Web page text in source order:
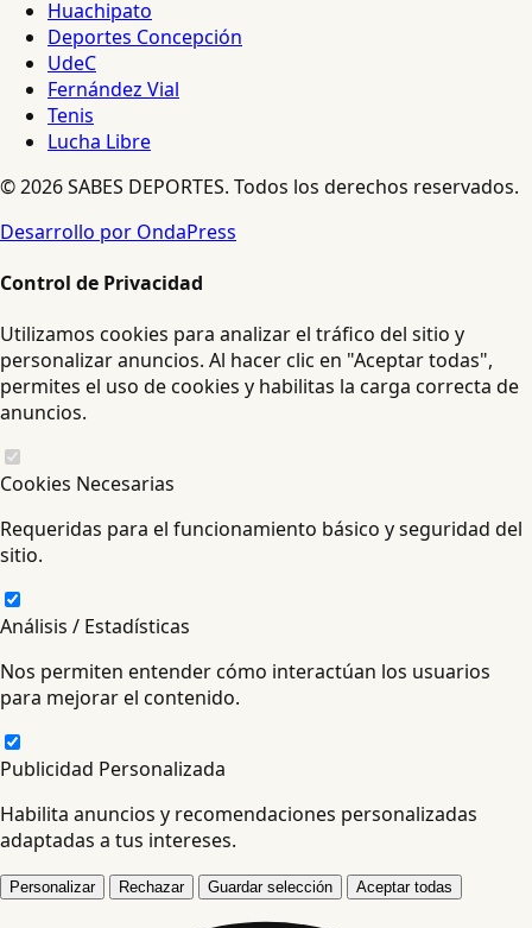
Huachipato
Deportes Concepción
UdeC
Fernández Vial
Tenis
Lucha Libre
© 2026 SABES DEPORTES. Todos los derechos reservados.
Desarrollo por OndaPress
Control de Privacidad
Utilizamos cookies para analizar el tráfico del sitio y
personalizar anuncios. Al hacer clic en "Aceptar todas",
permites el uso de cookies y habilitas la carga correcta de
anuncios.
Cookies Necesarias
Requeridas para el funcionamiento básico y seguridad del
sitio.
Análisis / Estadísticas
Nos permiten entender cómo interactúan los usuarios
para mejorar el contenido.
Publicidad Personalizada
Habilita anuncios y recomendaciones personalizadas
adaptadas a tus intereses.
Personalizar Rechazar Guardar selección Aceptar todas